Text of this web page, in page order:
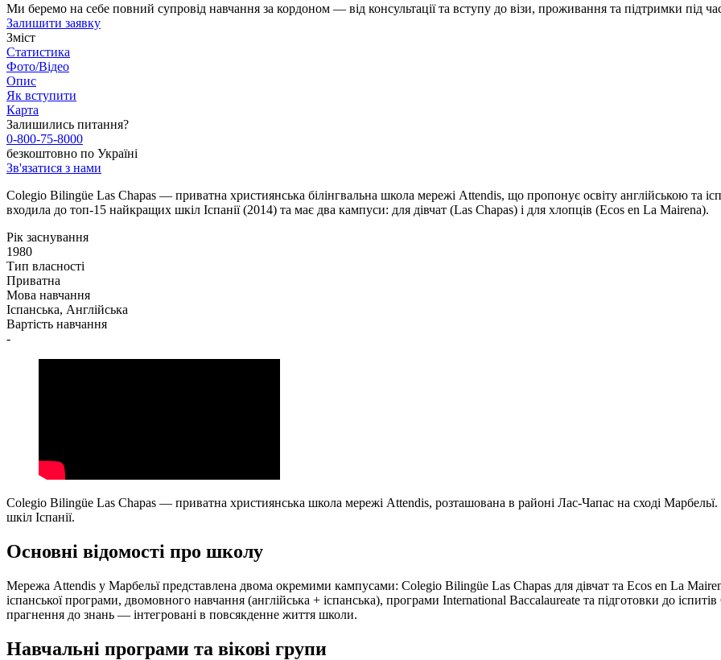
Ми беремо на себе повний супровід навчання за кордоном — від консультації та вступу до візи, проживання та підтримки під
Залишити заявку
Зміст
Статистика
Фото/Відео
Опис
Як вступити
Карта
Залишились питання?
0-800-75-8000
безкоштовно по Україні
Зв'язатися з нами
Colegio Bilingüe Las Chapas — приватна християнська білінгвальна школа мережі Attendis, що пропонує освіту англійською та
входила до топ-15 найкращих шкіл Іспанії (2014) та має два кампуси: для дівчат (Las Chapas) і для хлопців (Ecos en La Mairena).
Рік заснування
1980
Тип власності
Приватна
Мова навчання
Іспанська, Англійська
Вартість навчання
-
Colegio Bilingüe Las Chapas — приватна християнська школа мережі Attendis, розташована в районі Лас-Чапас на сході
шкіл Іспанії.
Основні відомості про школу
Мережа Attendis у Марбельї представлена двома окремими кампусами: Colegio Bilingüe Las Chapas для дівчат та Ecos en La
іспанської програми, двомовного навчання (англійська + іспанська), програми International Baccalaureate та підготовки до
прагнення до знань — інтегровані в повсякденне життя школи.
Навчальні програми та вікові групи